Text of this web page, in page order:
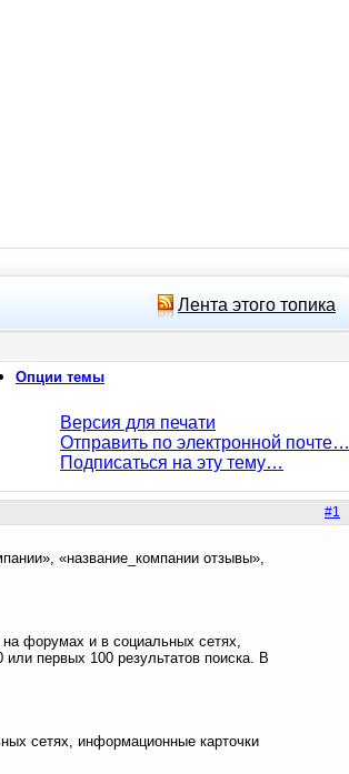
Лента этого топика
Опции темы
Версия для печати
Отправить по электронной почте…
Подписаться на эту тему…
#1
«название_компании отзывы»,
форумах и в социальных сетях,
первых 100 результатов поиска. В
сетях, информационные карточки